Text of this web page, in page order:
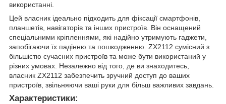
використанні.
Цей власник ідеально підходить для фіксації смартфонів,
планшетів, навігаторів та інших пристроїв. Він оснащений
спеціальними кріпленнями, які надійно утримують гаджети,
запобігаючи їх падінню та пошкодженню. ZX2112 сумісний з
більшістю сучасних пристроїв та може бути використаний у
різних умовах. Незалежно від того, де ви знаходитесь,
власник ZX2112 забезпечить зручний доступ до ваших
пристроїв, звільняючи ваші руки для більш важливих завдань.
Характеристики: